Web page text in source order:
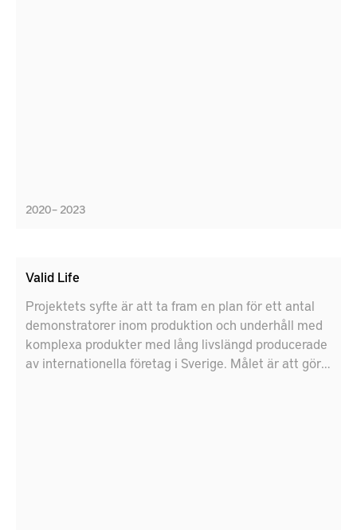
2020 – 2023
Valid Life
Projektets syfte är att ta fram en plan för ett antal
demonstratorer inom produktion och underhåll med
komplexa produkter med lång livslängd producerade
av internationella företag i Sverige. Målet är att göra